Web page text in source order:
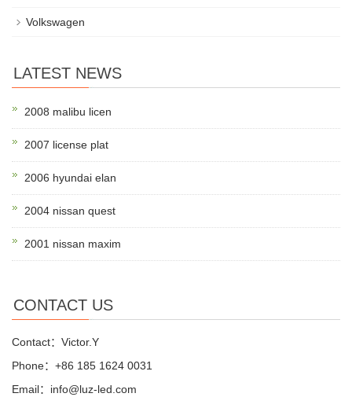
Volkswagen
LATEST NEWS
2008 malibu licen
2007 license plat
2006 hyundai elan
2004 nissan quest
2001 nissan maxim
CONTACT US
Contact：Victor.Y
Phone：+86 185 1624 0031
Email：info@luz-led.com